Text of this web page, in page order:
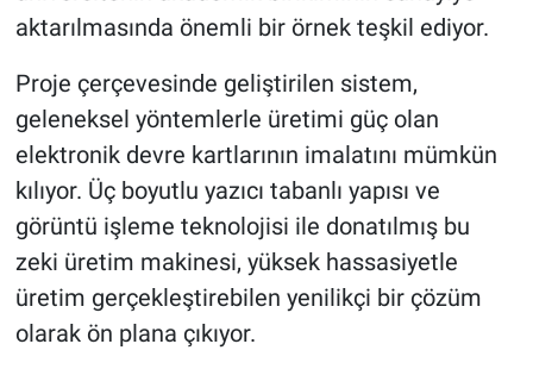
aktarılmasında önemli bir örnek teşkil ediyor.
Proje çerçevesinde geliştirilen sistem,
geleneksel yöntemlerle üretimi güç olan
elektronik devre kartlarının imalatını mümkün
kılıyor. Üç boyutlu yazıcı tabanlı yapısı ve
görüntü işleme teknolojisi ile donatılmış bu
zeki üretim makinesi, yüksek hassasiyetle
üretim gerçekleştirebilen yenilikçi bir çözüm
olarak ön plana çıkıyor.